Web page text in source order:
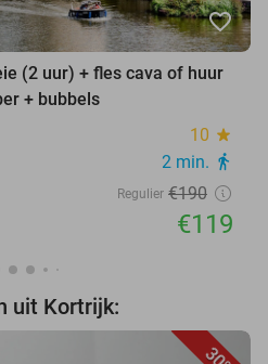
favorite_border
(2 uur) + fles cava of huur
+ bubbels
10 star
2 min. directions_walk
Regulier €190
€119
uit Kortrijk: